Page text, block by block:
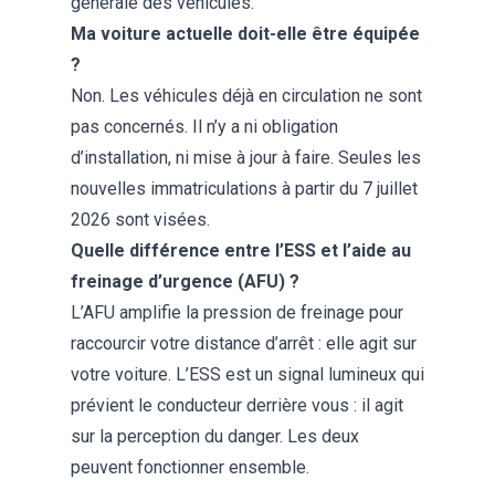
Ma voiture actuelle doit-elle être équipée
?
Non. Les véhicules déjà en circulation ne sont
pas concernés. Il n’y a ni obligation
d’installation, ni mise à jour à faire. Seules les
nouvelles immatriculations à partir du 7 juillet
2026 sont visées.
Quelle différence entre l’ESS et l’aide au
freinage d’urgence (AFU) ?
L’AFU amplifie la pression de freinage pour
raccourcir votre distance d’arrêt : elle agit sur
votre voiture. L’ESS est un signal lumineux qui
prévient le conducteur derrière vous : il agit
sur la perception du danger. Les deux
peuvent fonctionner ensemble.